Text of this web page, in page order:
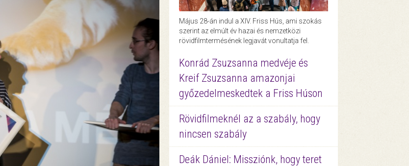
Május 28-án indul a XIV. Friss Hús, ami szokás
szerint az elmúlt év hazai és nemzetközi
rövidfilmtermésének legjavát vonultatja fel.
Konrád Zsuzsanna medvéje és
Kreif Zsuzsanna amazonjai
győzedelmeskedtek a Friss Húson
Rövidfilmeknél az a szabály, hogy
nincsen szabály
Deák Dániel: Missziónk, hogy teret